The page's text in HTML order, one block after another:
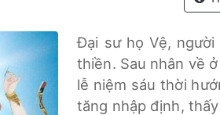
Đại sư họ Vệ,
thiền. Sau nhân về
lễ niệm sáu thời
tăng nhập định,